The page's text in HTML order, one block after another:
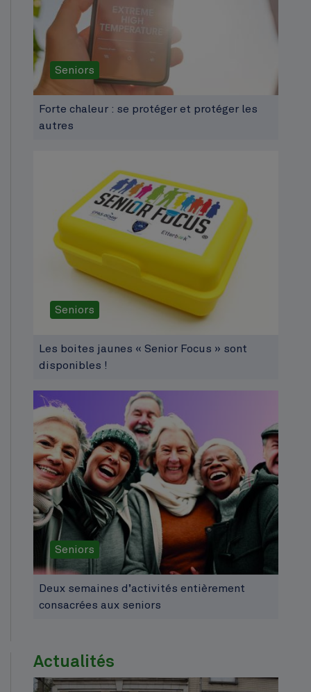
Seniors
Forte chaleur : se protéger et protéger les
autres
Seniors
Les boites jaunes « Senior Focus » sont
disponibles !
Seniors
Deux semaines d’activités entièrement
consacrées aux seniors
Actualités